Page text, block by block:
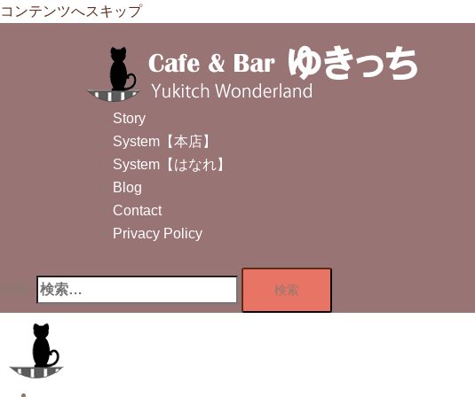
コンテンツへスキップ
Story
System【本店】
System【はなれ】
Blog
Contact
Privacy Policy